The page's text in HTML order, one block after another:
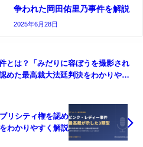
争われた岡田佑里乃事件を解説
2025年6月28日
とは？「みだりに容ぼうを撮影され
めた最高裁大法廷判決をわかりやす
リシティ権を認め
わかりやすく解説